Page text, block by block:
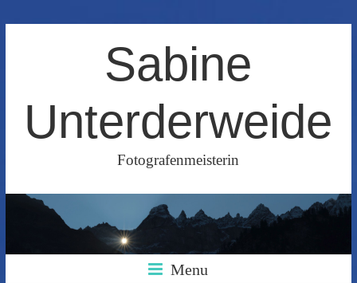
Sabine
Unterderweide
Fotografenmeisterin
Menu